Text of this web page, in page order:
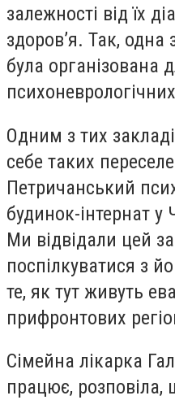
залежності від їх
здоровʼя. Так, одна
була організована
Одним з тих
себе таких
Петричанський
будинок-інтернат у
Ми відвідали цей
поспілкуватися з
те, як тут живуть
прифронтових
Сімейна лікарка
працює, розповіла,